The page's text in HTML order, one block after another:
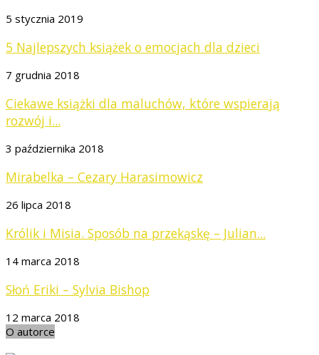
5 stycznia 2019
5 Najlepszych książek o emocjach dla dzieci
7 grudnia 2018
Ciekawe książki dla maluchów, które wspierają
rozwój i...
3 października 2018
Mirabelka – Cezary Harasimowicz
26 lipca 2018
Królik i Misia. Sposób na przekąskę – Julian...
14 marca 2018
Słoń Eriki – Sylvia Bishop
12 marca 2018
O autorce